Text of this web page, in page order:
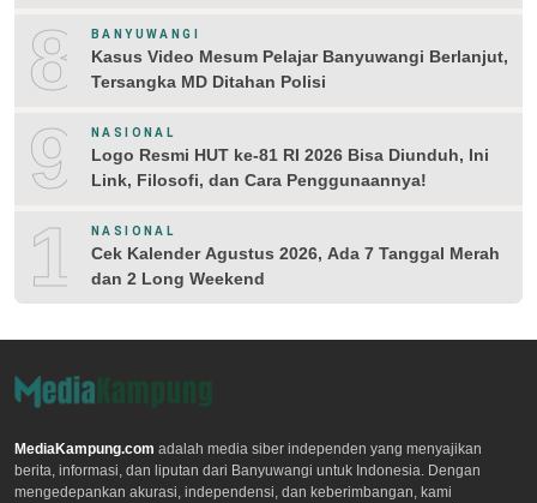
8 BANYUWANGI
Kasus Video Mesum Pelajar Banyuwangi Berlanjut,
Tersangka MD Ditahan Polisi
9 NASIONAL
Logo Resmi HUT ke-81 RI 2026 Bisa Diunduh, Ini
Link, Filosofi, dan Cara Penggunaannya!
10NASIONAL
Cek Kalender Agustus 2026, Ada 7 Tanggal Merah
dan 2 Long Weekend
MediaKampung.com adalah media siber independen yang menyajikan
berita, informasi, dan liputan dari Banyuwangi untuk Indonesia. Dengan
mengedepankan akurasi, independensi, dan keberimbangan, kami